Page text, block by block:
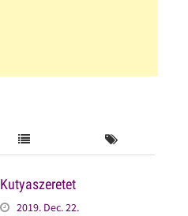
Kutyaszeretet
2019. Dec. 22.